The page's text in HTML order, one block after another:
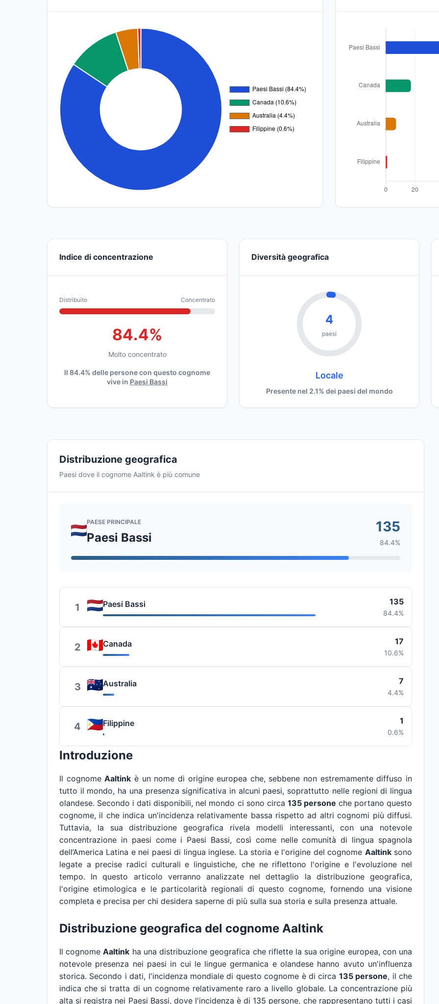
Indice di concentrazione
Distribuito Concentrato
84.4%
Molto concentrato
Il 84.4% delle persone con questo cognome
vive in Paesi Bassi
Diversità geografica
4
paesi
Locale
Presente nel 2.1% dei paesi del mondo
Distribuzione geografica
Paesi dove il cognome Aaltink è più comune
PAESE PRINCIPALE
Paesi Bassi
135
84.4%
1 Paesi Bassi 135
84.4%
2 Canada 17
10.6%
3 Australia 7
4.4%
4 Filippine 1
0.6%
Introduzione
Il cognomeAaltink è un nome di origine europea che, sebbene non estremamente diffuso in
tutto il mondo, ha una presenza significativa in alcuni paesi, soprattutto nelle regioni di lingua
olandese. Secondo i dati disponibili, nel mondo ci sono circa 135 persone che portano questo
cognome, il che indica un'incidenza relativamente bassa rispetto ad altri cognomi più diffusi.
Tuttavia, la sua distribuzione geografica rivela modelli interessanti, con una notevole
concentrazione in paesi come i Paesi Bassi, così come nelle comunità di lingua spagnola
dell’America Latina e nei paesi di lingua inglese. La storia e l'origine del cognome Aaltinksono
legate a precise radici culturali e linguistiche, che ne riflettono l'origine e l'evoluzione nel
tempo. In questo articolo verranno analizzate nel dettaglio la distribuzione geografica,
l'origine etimologica e le particolarità regionali di questo cognome, fornendo una visione
completa e precisa per chi desidera saperne di più sulla sua storia e sulla presenza attuale.
Distribuzione geografica del cognome Aaltink
Il cognomeAaltink ha una distribuzione geografica che riflette la sua origine europea, con una
notevole presenza nei paesi in cui le lingue germanica e olandese hanno avuto un'influenza
storica. Secondo i dati, l'incidenza mondiale di questo cognome è di circa 135 persone, il che
indica che si tratta di un cognome relativamente raro a livello globale. La concentrazione più
alta si registra nei Paesi Bassi, dove l'incidenza è di 135 persone, che rappresentano tutti i casi